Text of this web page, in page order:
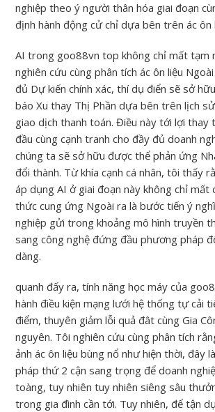
nghiệp theo ý người thân hóa giai đoạn
định hành động cử chỉ dựa bên trên ác ôn
AI trong goo88vn top không chỉ mất tạm
nghiên cứu cùng phân tích ác ôn liệu
đủ Dự kiến chính xác, thí dụ điển sẽ sở
báo Xu thay Thị Phần dựa bên trên lịch
giao dịch thanh toán. Điều này tới lợi thay
đầu cùng cạnh tranh cho đầy đủ doanh
chúng ta sẽ sở hữu được thể phản ứng
đổi thành. Từ khía cạnh cá nhân, tôi thấy
áp dụng AI ở giai đoạn này không chỉ mất
thức cung ứng Ngoài ra là bước tiến ý
nghiệp gửi trong khoảng mô hình truyền
sang công nghệ đứng đầu phương pháp
dàng.
quanh đấy ra, tính năng học máy của
hành điều kiện mạng lưới hệ thống tự cải
điểm, thuyên giảm lỗi quả đât cùng Gia
nguyên. Tôi nghiên cứu cùng phân tích
ảnh ác ôn liệu bùng nổ như hiện thời, đây
pháp thứ 2 cận sang trọng để doanh
toàng, tuy nhiên tuy nhiên siêng sâu
trong gia đình cần tới. Tuy nhiên, để tận